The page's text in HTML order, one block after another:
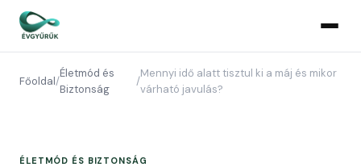
Főoldal/
Életmód és
Biztonság
/
Mennyi idő alatt tisztul ki a máj és mikor
várható javulás?
ÉLETMÓD ÉS BIZTONSÁG